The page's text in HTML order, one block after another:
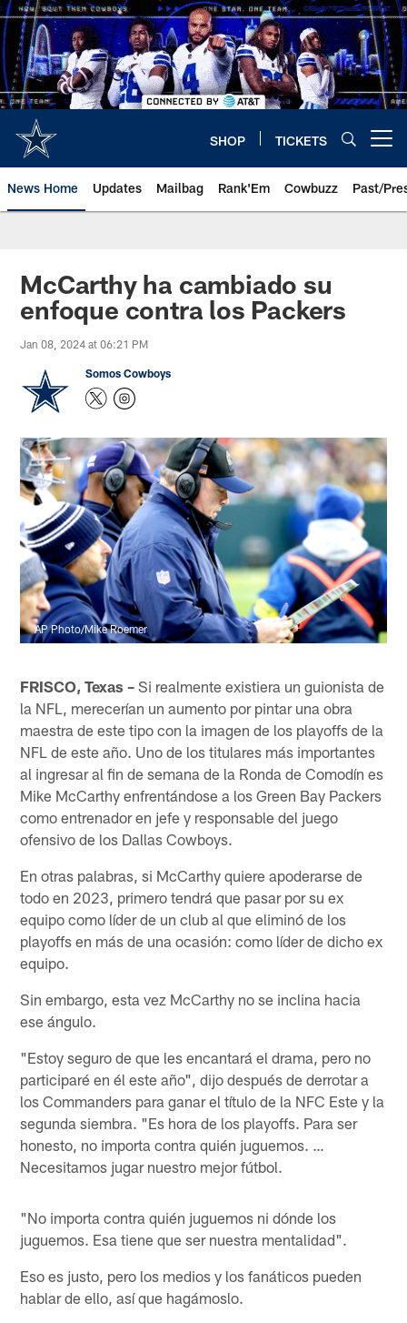
Skip
to
main
content
SHOP TICKETS
News Home Updates Mailbag Rank'Em Cowbuzz Past/
McCarthy ha cambiado su
enfoque contra los Packers
Jan 08, 2024 at 06:21 PM
Somos Cowboys
AP Photo/Mike Roemer
FRISCO, Texas – Si realmente existiera un guionista de
la NFL, merecerían un aumento por pintar una obra
maestra de este tipo con la imagen de los playoffs de la
NFL de este año. Uno de los titulares más importantes
al ingresar al fin de semana de la Ronda de Comodín es
Mike McCarthy enfrentándose a los Green Bay Packers
como entrenador en jefe y responsable del juego
ofensivo de los Dallas Cowboys.
En otras palabras, si McCarthy quiere apoderarse de
todo en 2023, primero tendrá que pasar por su ex
equipo como líder de un club al que eliminó de los
playoffs en más de una ocasión: como líder de dicho ex
equipo.
Sin embargo, esta vez McCarthy no se inclina hacia
ese ángulo.
"Estoy seguro de que les encantará el drama, pero no
participaré en él este año", dijo después de derrotar a
los Commanders para ganar el título de la NFC Este y la
segunda siembra. "Es hora de los playoffs. Para ser
honesto, no importa contra quién juguemos. …
Necesitamos jugar nuestro mejor fútbol.
"No importa contra quién juguemos ni dónde los
juguemos. Esa tiene que ser nuestra mentalidad".
Eso es justo, pero los medios y los fanáticos pueden
hablar de ello, así que hagámoslo.